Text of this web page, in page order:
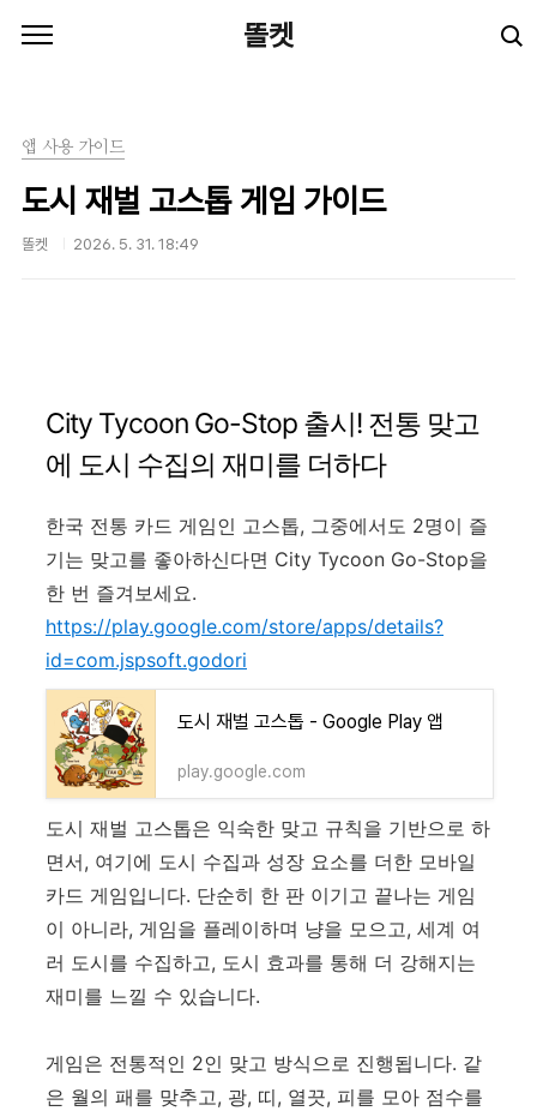
똘켓
앱 사용 가이드
도시 재벌 고스톱 게임 가이드
똘켓 2026. 5. 31. 18:49
City Tycoon Go-Stop 출시! 전통 맞고
에 도시 수집의 재미를 더하다
한국 전통 카드 게임인 고스톱, 그중에서도 2명이 즐
기는 맞고를 좋아하신다면 City Tycoon Go-Stop을
한 번 즐겨보세요.
https://play.google.com/store/apps/details?
id=com.jspsoft.godori
도시 재벌 고스톱 - Google Play 앱
play.google.com
도시 재벌 고스톱은 익숙한 맞고 규칙을 기반으로 하
면서, 여기에 도시 수집과 성장 요소를 더한 모바일
카드 게임입니다. 단순히 한 판 이기고 끝나는 게임
이 아니라, 게임을 플레이하며 냥을 모으고, 세계 여
러 도시를 수집하고, 도시 효과를 통해 더 강해지는
재미를 느낄 수 있습니다.
게임은 전통적인 2인 맞고 방식으로 진행됩니다. 같
은 월의 패를 맞추고, 광, 띠, 열끗, 피를 모아 점수를